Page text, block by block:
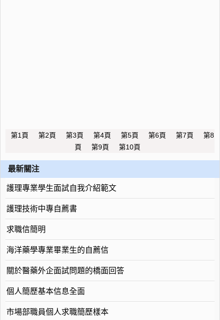
第1頁 第2頁 第3頁 第4頁 第5頁 第6頁 第7頁
第8
頁
第9頁 第10頁
最新關注
護理專業學生面試自我介紹範文
護理技術中專自薦書
求職信簡明
海洋藥學專業畢業生的自薦信
關於醫藥外企面試問題的橋面回答
個人簡歷基本信息全面
市場部職員個人求職簡歷樣本